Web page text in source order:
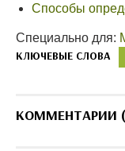
Способы
Специально для:
КЛЮЧЕВЫЕ СЛОВА
КОММЕНТАРИИ